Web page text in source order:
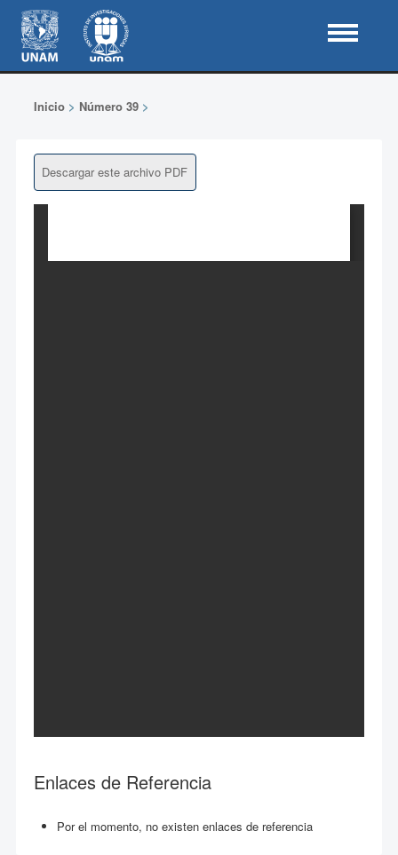
Inicio> Número 39>
Descargar este archivo PDF
Enlaces de Referencia
Por el momento, no existen enlaces de referencia